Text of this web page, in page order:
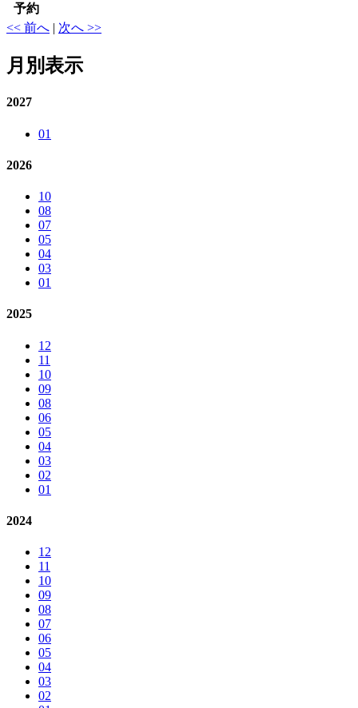
予約
<< 前へ | 次へ >>
月別表示
2027
01
2026
10
08
07
05
04
03
01
2025
12
11
10
09
08
06
05
04
03
02
01
2024
12
11
10
09
08
07
06
05
04
03
02